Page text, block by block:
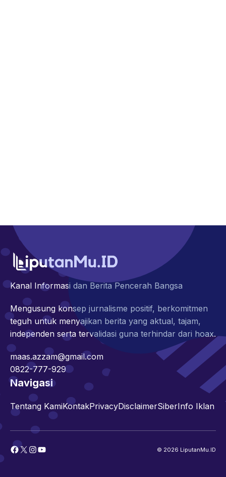
Kanal Informasi dan Berita Pencerah Bangsa
Mengusung konsep jurnalisme positif, berkomitmen
teguh untuk menyajikan berita yang aktual, tajam,
independen serta tervalidasi guna terhindar dari hoax.
maas.azzam@gmail.com
0822-777-929
Navigasi
Tentang KamiKontakPrivacyDisclaimerSiberInfo Iklan
Facebook
X Instagram
YouTube © 2026 LiputanMu.ID